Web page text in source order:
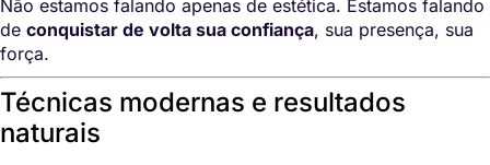
Não estamos falando apenas de estética. Estamos falando
de conquistar de volta sua confiança, sua presença, sua
força.
Técnicas modernas e resultados
naturais